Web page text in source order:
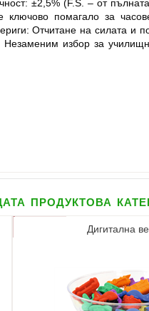
±2,5% (F.S. – от
помагало за
Отчитане на силата и
избор за
продуктова
Дигитална